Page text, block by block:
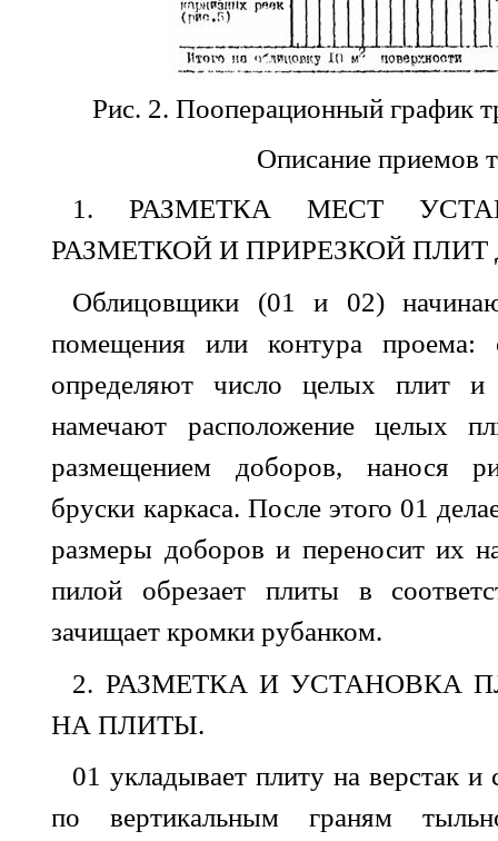
Рис. 2. Пооперационный график
Описание приемов
1. РАЗМЕТКА МЕСТ
РАЗМЕТКОЙ И ПРИРЕЗКОЙ ПЛИТ
Облицовщики (01 и 02)
помещения или контура
определяют число целых плит и
намечают расположение целых
размещением доборов, нанося
бруски каркаса. После этого 01
размеры доборов и переносит их
пилой обрезает плиты в
зачищает кромки рубанком.
2. РАЗМЕТКА И УСТАНОВКА
НА ПЛИТЫ.
01 укладывает плиту на верстак
по вертикальным граням